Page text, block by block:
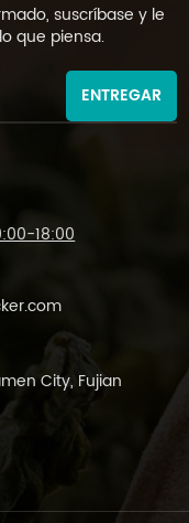
suscríbase y le
que piensa.
ENTREGAR
18:00
City, Fujian